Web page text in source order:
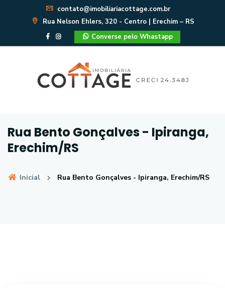
contato@imobiliariacottage.com.br
Rua Nelson Ehlers, 320 - Centro | Erechim – RS
Converse pelo Whastapp
Rua Bento Gonçalves - Ipiranga,
Erechim/RS
Inicial Rua Bento Gonçalves - Ipiranga, Erechim/RS